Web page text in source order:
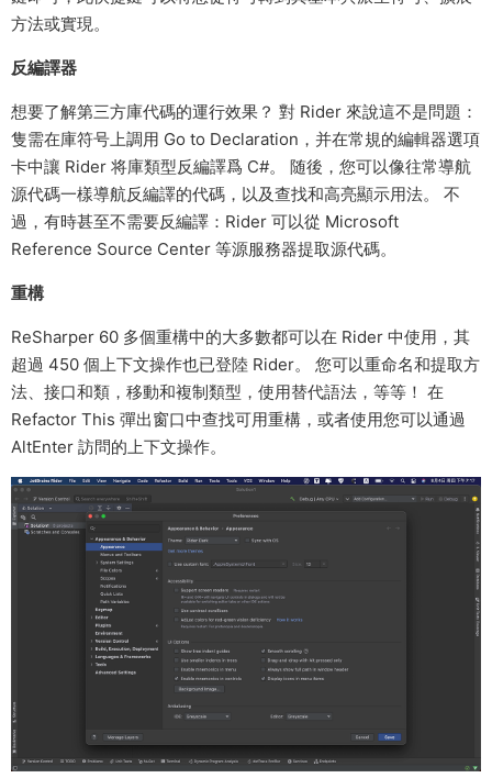
方法或實現。
反編譯器
想要了解第三方庫代碼的運行效果？ 對 Rider 來說這不是問題：
隻需在庫符号上調用 Go to Declaration，并在常規的編輯器選項
卡中讓 Rider 将庫類型反編譯爲 C#。 随後，您可以像往常導航
源代碼一樣導航反編譯的代碼，以及查找和高亮顯示用法。 不
過，有時甚至不需要反編譯：Rider 可以從 Microsoft
Reference Source Center 等源服務器提取源代碼。
重構
ReSharper 60 多個重構中的大多數都可以在 Rider 中使用，其
超過 450 個上下文操作也已登陸 Rider。 您可以重命名和提取方
法、接口和類，移動和複制類型，使用替代語法，等等！ 在
Refactor This 彈出窗口中查找可用重構，或者使用您可以通過
AltEnter 訪問的上下文操作。